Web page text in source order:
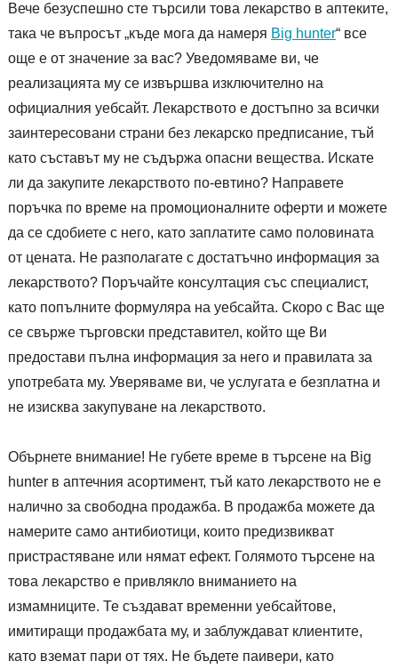
Вече безуспешно сте търсили това лекарство в аптеките,
така че въпросът „къде мога да намеря Big hunter“ все
още е от значение за вас? Уведомяваме ви, че
реализацията му се извършва изключително на
официалния уебсайт. Лекарството е достъпно за всички
заинтересовани страни без лекарско предписание, тъй
като съставът му не съдържа опасни вещества. Искате
ли да закупите лекарството по-евтино? Направете
поръчка по време на промоционалните оферти и можете
да се сдобиете с него, като заплатите само половината
от цената. Не разполагате с достатъчно информация за
лекарството? Поръчайте консултация със специалист,
като попълните формуляра на уебсайта. Скоро с Вас ще
се свърже търговски представител, който ще Ви
предостави пълна информация за него и правилата за
употребата му. Уверяваме ви, че услугата е безплатна и
не изисква закупуване на лекарството.
Обърнете внимание! Не губете време в търсене на Big
hunter в аптечния асортимент, тъй като лекарството не е
налично за свободна продажба. В продажба можете да
намерите само антибиотици, които предизвикват
пристрастяване или нямат ефект. Голямото търсене на
това лекарство е привлякло вниманието на
измамниците. Те създават временни уебсайтове,
имитиращи продажбата му, и заблуждават клиентите,
като вземат пари от тях. Не бъдете паивери, като